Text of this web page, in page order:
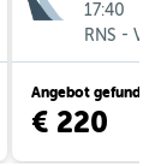
17:40
RNS - VIE
Angebot gefunden
€ 220